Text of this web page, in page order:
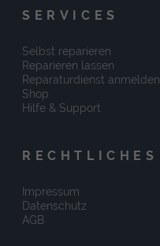
SERVICES
Selbst reparieren
Reparieren lassen
Reparaturdienst anmelden
Shop
Hilfe & Support
RECHTLICHES
Impressum
Datenschutz
AGB